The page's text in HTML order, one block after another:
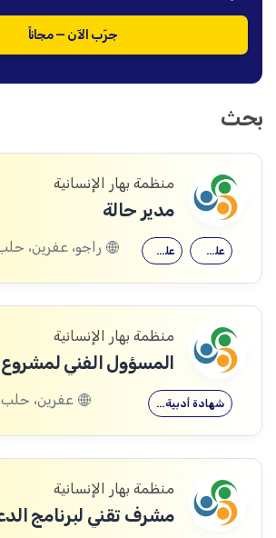
جرّب الآن — مجاناً
بحث
منظمة بهار الإنسانية
مدير حالة
علم النفس علم اجتماع
منظمة بهار الإنسانية
شهادة أدبية… عفرين، حلب
منظمة بهار الإنسانية